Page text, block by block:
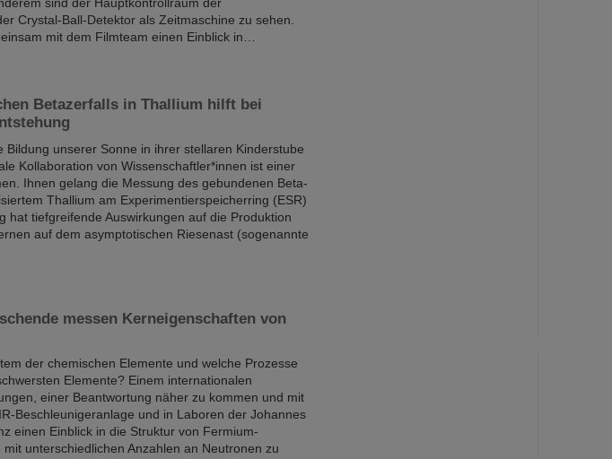
Crystal-Ball-Detektor als Zeitmaschine zu sehen.
mit dem Filmteam einen Einblick in…
Betazerfalls in Thallium hilft bei
Bildung unserer Sonne in ihrer stellaren Kinderstube
Kollaboration von Wissenschaftler*innen ist einer
Ihnen gelang die Messung des gebundenen Beta-
Thallium am Experimentierspeicherring (ESR)
hat tiefgreifende Auswirkungen auf die Produktion
auf dem asymptotischen Riesenast (sogenannte
messen Kerneigenschaften von
der chemischen Elemente und welche Prozesse
Elemente? Einem internationalen
einer Beantwortung näher zu kommen und mit
Beschleunigeranlage und in Laboren der Johannes
einen Einblick in die Struktur von Fermium-
unterschiedlichen Anzahlen an Neutronen zu